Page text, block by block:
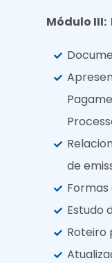
Módulo
de
Estudo
Roteiro